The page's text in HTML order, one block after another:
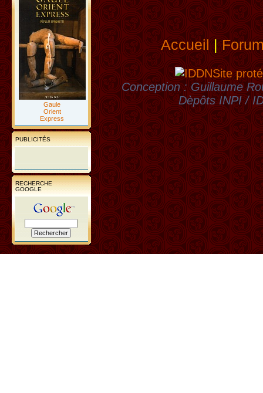
Gaule
Orient
Express
PUBLICITÉS
RECHERCHE
GOOGLE
Accueil|
Site
Conception : Guillaume
Dèpôts INPI /